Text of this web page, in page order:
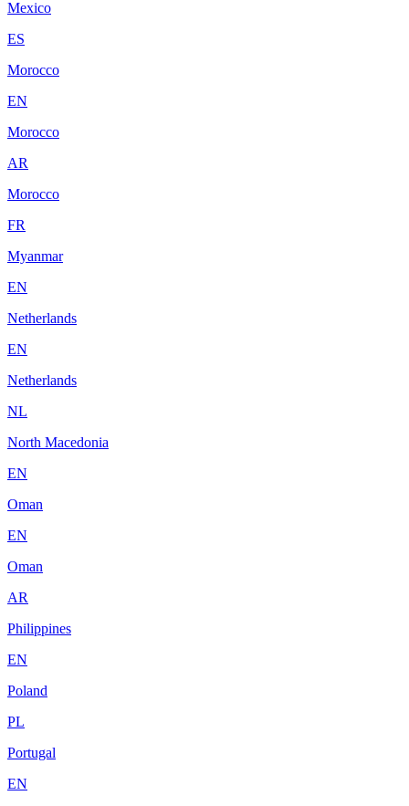
Mexico
ES
Morocco
EN
Morocco
AR
Morocco
FR
Myanmar
EN
Netherlands
EN
Netherlands
NL
North Macedonia
EN
Oman
EN
Oman
AR
Philippines
EN
Poland
PL
Portugal
EN